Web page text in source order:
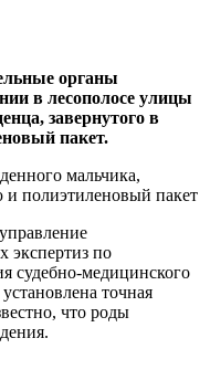
органы
в лесополосе улицы
завернутого в
пакет.
экспертиз по
судебно-медицинского
точная
что роды